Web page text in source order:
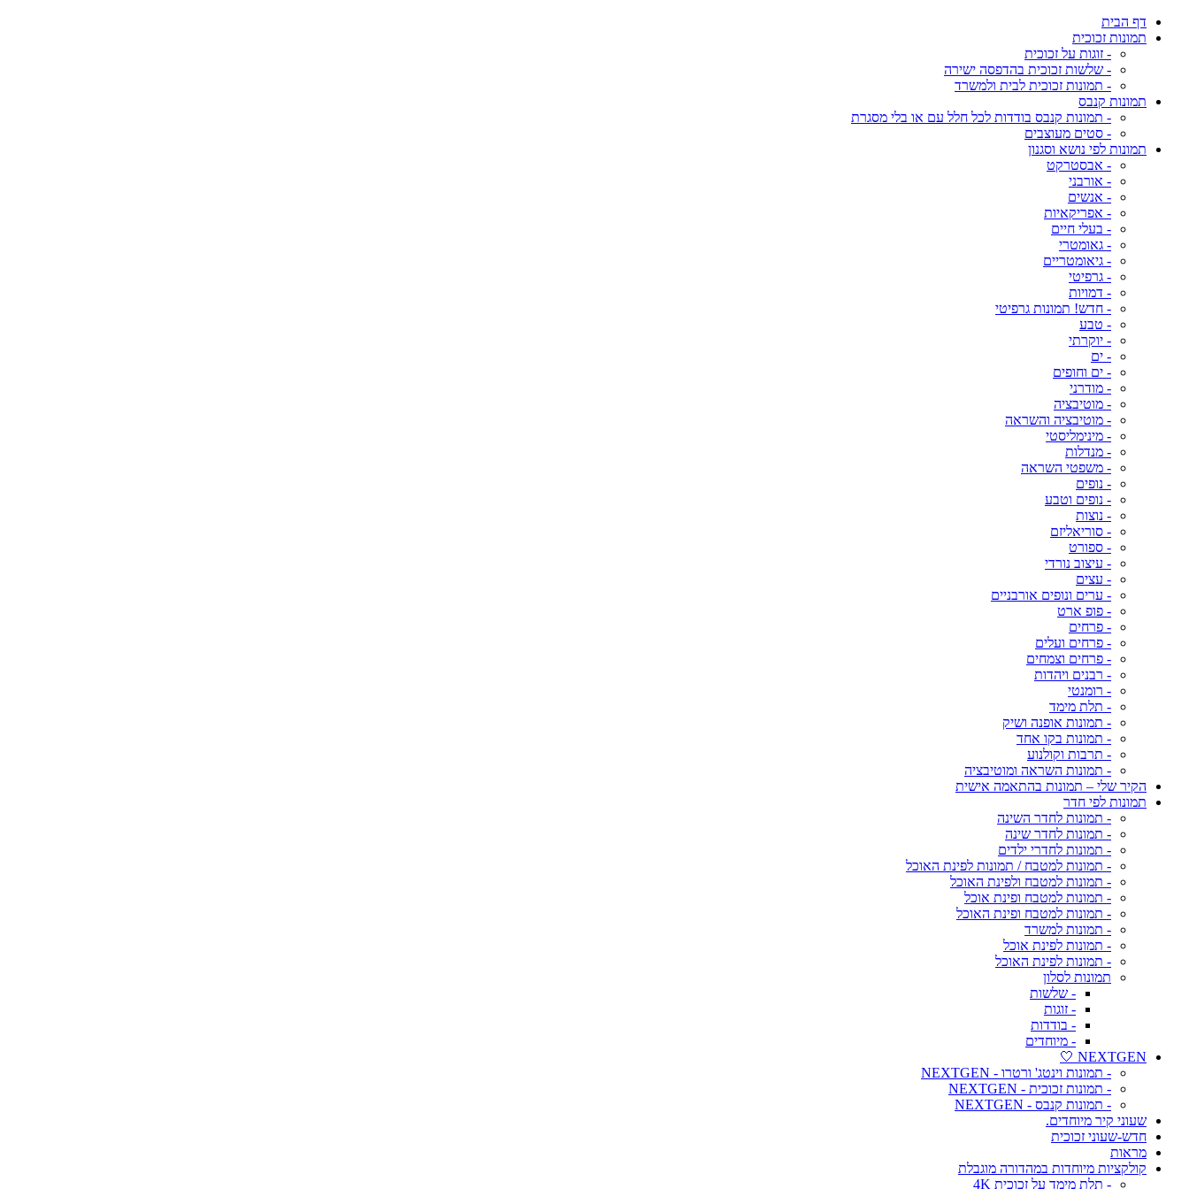
דף הבית
תמונות זכוכית
- זוגות על זכוכית
- שלשות זכוכית בהדפסה ישירה
- תמונות זכוכית לבית ולמשרד
תמונות קנבס
- תמונות קנבס בודדות לכל חלל עם או בלי מסגרת
- סטים מעוצבים
תמונות לפי נושא וסגנון
- אבסטרקט
- אורבני
- אנשים
- אפריקאיות
- בעלי חיים
- גאומטרי
- גיאומטריים
- גרפיטי
- דמויות
- חדש! תמונות גרפיטי
- טבע
- יוקרתי
- ים
- ים וחופים
- מודרני
- מוטיבציה
- מוטיבציה והשראה
- מינימליסטי
- מנדלות
- משפטי השראה
- נופים
- נופים וטבע
- נוצות
- סוריאליזם
- ספורט
- עיצוב נורדי
- עצים
- ערים ונופים אורבניים
- פופ ארט
- פרחים
- פרחים ועלים
- פרחים וצמחים
- רבנים ויהדות
- רומנטי
- תלת מימד
- תמונות אופנה ושיק
- תמונות בקו אחד
- תרבות וקולנוע
- תמונות השראה ומוטיבציה
הקיר שלי – תמונות בהתאמה אישית
תמונות לפי חדר
- תמונות לחדר השינה
- תמונות לחדר שינה
- תמונות לחדרי ילדים
- תמונות למטבח / תמונות לפינת האוכל
- תמונות למטבח ולפינת האוכל
- תמונות למטבח ופינת אוכל
- תמונות למטבח ופינת האוכל
- תמונות למשרד
- תמונות לפינת אוכל
- תמונות לפינת האוכל
תמונות לסלון
- שלשות
- זוגות
- בודדות
- מיוחדים
NEXTGEN 🤍
- תמונות וינטג' ורטרו - NEXTGEN
- תמונות זכוכית - NEXTGEN
- תמונות קנבס - NEXTGEN
שעוני קיר מיוחדים.
חדש-שעוני זכוכית
מראות
קולקציות מיוחדות במהדורה מוגבלת
- תלת מימד על זכוכית 4K